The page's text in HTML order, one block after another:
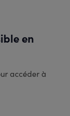
en
accéder à